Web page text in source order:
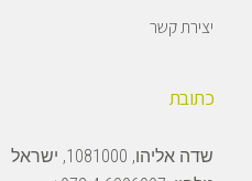
יצירת קשר
כתובת
שדה אליהו, 1081000, ישראל